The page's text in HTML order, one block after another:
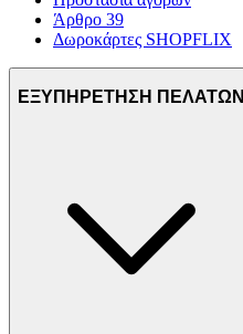
Άρθρο 39
Δωροκάρτες SHOPFLIX
ΕΞΥΠΗΡΕΤΗΣΗ ΠΕΛΑΤΩΝ